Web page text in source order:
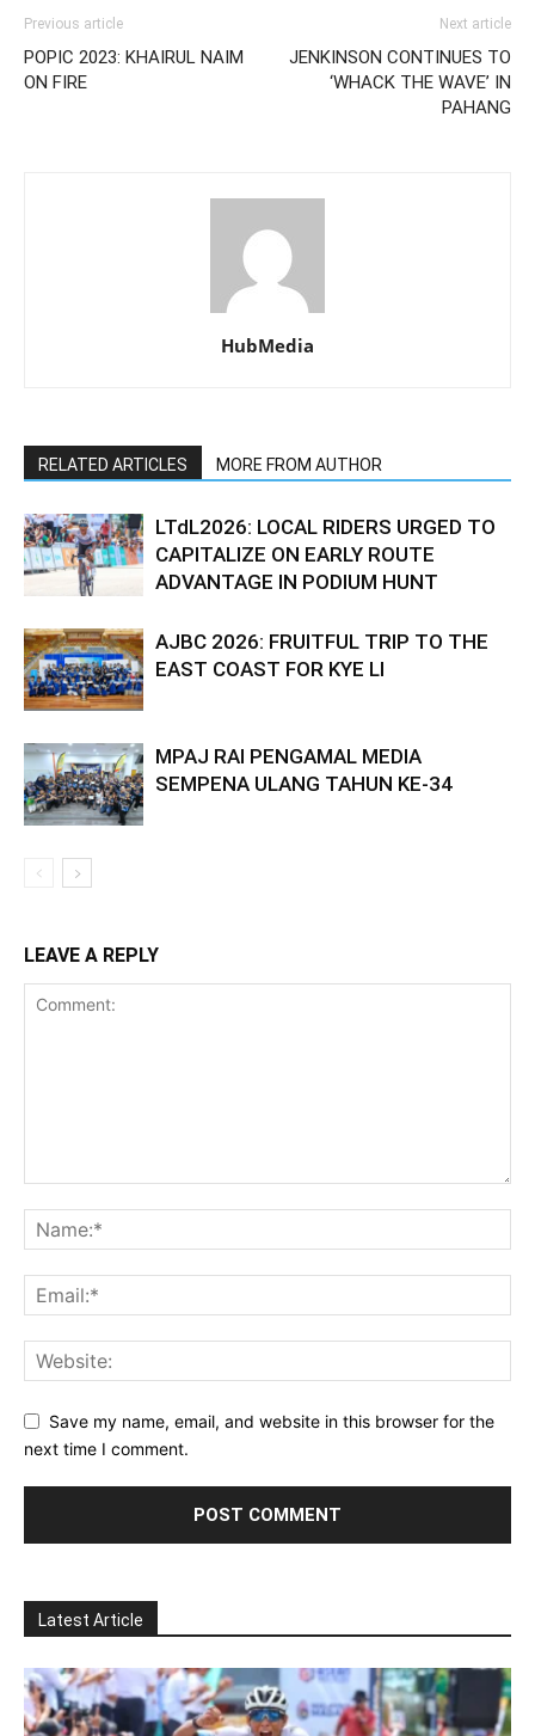
Previous article
POPIC 2023: KHAIRUL NAIM
ON FIRE
Next article
JENKINSON CONTINUES TO
‘WHACK THE WAVE’ IN
PAHANG
HubMedia
RELATED ARTICLES MORE FROM AUTHOR
LTdL2026: LOCAL RIDERS URGED TO
CAPITALIZE ON EARLY ROUTE
ADVANTAGE IN PODIUM HUNT
AJBC 2026: FRUITFUL TRIP TO THE
EAST COAST FOR KYE LI
MPAJ RAI PENGAMAL MEDIA
SEMPENA ULANG TAHUN KE-34
LEAVE A REPLY
Save my name, email, and website in this browser for the
next time I comment.
Latest Article